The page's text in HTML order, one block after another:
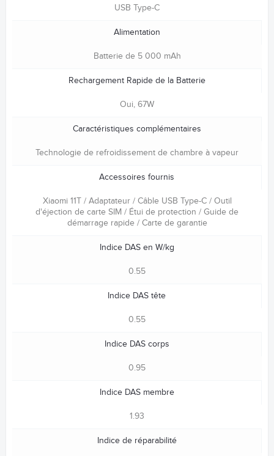
USB Type-C
Alimentation
Batterie de 5 000 mAh
Rechargement Rapide de la Batterie
Oui, 67W
Caractéristiques complémentaires
Technologie de refroidissement de chambre à vapeur
Accessoires fournis
Xiaomi 11T / Adaptateur / Câble USB Type-C / Outil
d'éjection de carte SIM / Étui de protection / Guide de
démarrage rapide / Carte de garantie
Indice DAS en W/kg
0.55
Indice DAS tête
0.55
Indice DAS corps
0.95
Indice DAS membre
1.93
Indice de réparabilité